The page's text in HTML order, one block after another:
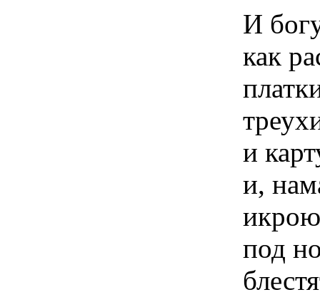
И
как
и
и,
под